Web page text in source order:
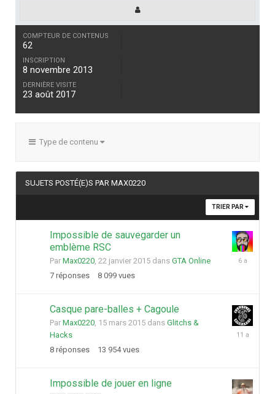
COMPTEUR DE CONTENUS
62
INSCRIPTION
8 novembre 2013
DERNIÈRE VISITE
23 août 2017
Type de contenu
SUJETS POSTÉ(E)S PAR MAX0220
TRIER PAR
Impossible de sauvegarder un
emblème RSC
Par Max0220, 22 janvier 2015 dans GTA Online
7 réponses 8 099 vues
14
Casque pare-balles + Cagoule
Par Max0220, 15 mars 2015 dans Glitchs &
Hacks
8 réponses 13 954 vues
27
Impossible de jouer en ligne